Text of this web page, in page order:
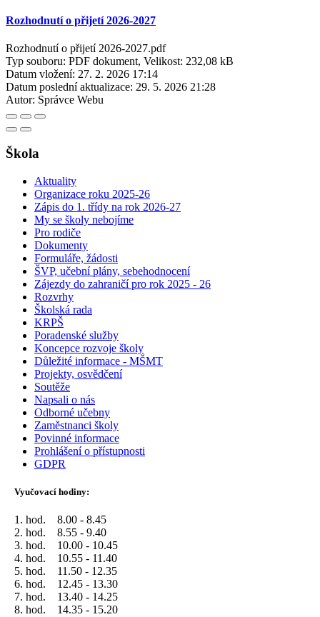
Rozhodnutí o přijetí 2026-2027
Rozhodnutí o přijetí 2026-2027.pdf
Typ souboru: PDF dokument, Velikost: 232,08 kB
Datum vložení: 27. 2. 2026 17:14
Datum poslední aktualizace: 29. 5. 2026 21:28
Autor: Správce Webu
Škola
Aktuality
Organizace roku 2025-26
Zápis do 1. třídy na rok 2026-27
My se školy nebojíme
Pro rodiče
Dokumenty
Formuláře, žádosti
ŠVP, učební plány, sebehodnocení
Zájezdy do zahraničí pro rok 2025 - 26
Rozvrhy
Školská rada
KRPŠ
Poradenské služby
Koncepce rozvoje školy
Důležité informace - MŠMT
Projekty, osvědčení
Soutěže
Napsali o nás
Odborné učebny
Zaměstnanci školy
Povinné informace
Prohlášení o přístupnosti
GDPR
Vyučovací hodiny:
1. hod. 8.00 - 8.45
2. hod. 8.55 - 9.40
3. hod. 10.00 - 10.45
4. hod. 10.55 - 11.40
5. hod. 11.50 - 12.35
6. hod. 12.45 - 13.30
7. hod. 13.40 - 14.25
8. hod. 14.35 - 15.20